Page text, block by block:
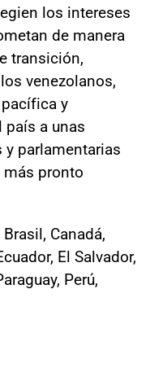
los intereses
de manera
transición,
venezolanos,
y
a unas
parlamentarias
pronto
Canadá,
El Salvador,
Perú,